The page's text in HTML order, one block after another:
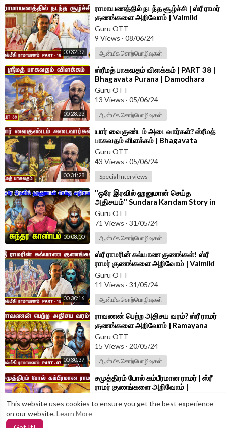
This website uses cookies to ensure you get the best experience
on our website.Learn More
00:32:32
⁣ராமாயணத்தில் நடந்த சூழ்ச்சி | ஸ்ரீ ராமர்
குணங்களை அறிவோம் | Valmiki
Ramayana | Part - 18
Guru OTT
9 Views · 08/06/24
ஆன்மீக சொற்பொழிவுகள்
00:28:23
⁣ஸ்ரீமத் பாகவதம் விளக்கம் | PART 38 |
Bhagavata Purana | Damodhara
Deekshitar
Guru OTT
13 Views · 05/06/24
ஆன்மீக சொற்பொழிவுகள்
00:31:28
⁣யார் வைகுண்டம் அடைவார்கள்? ஸ்ரீமத்
பாகவதம் விளக்கம் | Bhagavata
Purana | Damodhara Deekshitar
Guru OTT
43 Views · 05/06/24
Special Interviews
00:08:00
⁣"ஒரே இரவில் ஹனுமான் செய்த
அதிசயம்" Sundara Kandam Story in
Tamil by Divya Iyer | Anjaneyar
Stories
Guru OTT
71 Views · 31/05/24
ஆன்மீக சொற்பொழிவுகள்
00:30:16
⁣ஸ்ரீ ராமரின் கல்யாண குணங்கள்! ஸ்ரீ
ராமர் குணங்களை அறிவோம் | Valmiki
Ramayana | Part - 15 |
Guru OTT
11 Views · 31/05/24
ஆன்மீக சொற்பொழிவுகள்
00:30:37
⁣ராவணன் பெற்ற அதிசய வரம்? ஸ்ரீ ராமர்
குணங்களை அறிவோம் | Ramayana
Mahathmiyam Part-7
Guru OTT
15 Views · 20/05/24
ஆன்மீக சொற்பொழிவுகள்
⁣சமுத்திரம் போல் கம்பீரமான ராமர் | ஸ்ரீ
ராமர் குணங்களை அறிவோம் |
41 Views·14/05/24